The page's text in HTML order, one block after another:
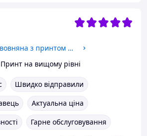
Футболка LOYS бавовняна з принтом Most Wanted y2k Art.002 M
на вищому рівні
Швидко відправили
Актуальна ціна
Гарне обслуговування